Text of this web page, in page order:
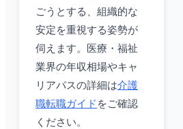
ごうとする、組織的な
安定を重視する姿勢が
伺えます。医療・福祉
業界の年収相場やキャ
リアパスの詳細は介護
職転職ガイド をご確認
ください。